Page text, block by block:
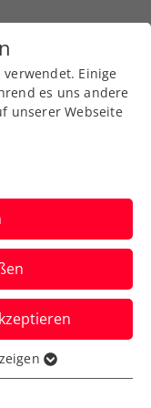
Thiem
auch in
Runde.
Einige
es uns andere
unserer Webseite